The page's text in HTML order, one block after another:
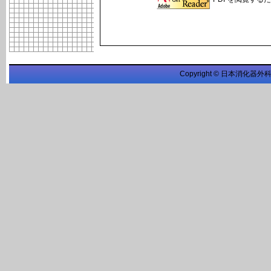
Copyright © 日本消化器外